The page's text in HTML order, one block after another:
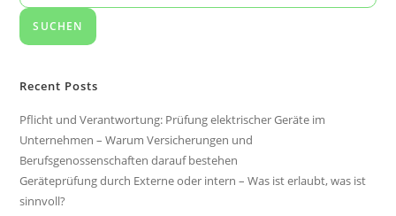
SUCHEN
Recent Posts
Pflicht und Verantwortung: Prüfung elektrischer Geräte im
Unternehmen – Warum Versicherungen und
Berufsgenossenschaften darauf bestehen
Geräteprüfung durch Externe oder intern – Was ist erlaubt, was ist
sinnvoll?